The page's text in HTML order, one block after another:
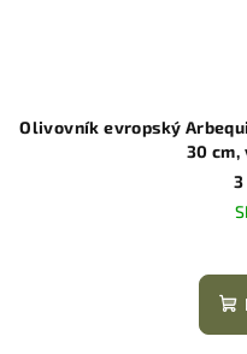
Olivovník evropský
30 cm,